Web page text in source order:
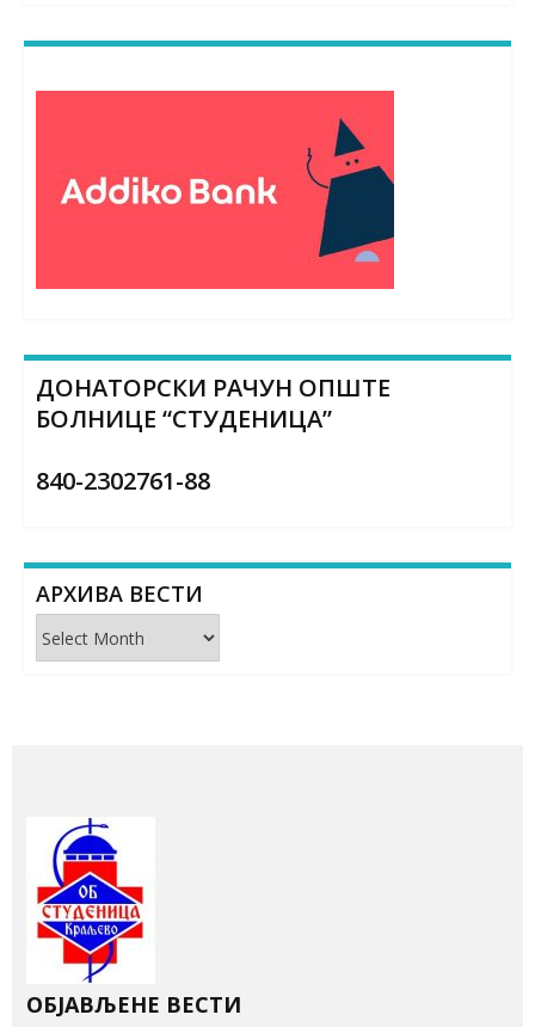
ДОНАТОРСКИ РАЧУН ОПШТЕ
БОЛНИЦЕ “СТУДЕНИЦА”
840-2302761-88
АРХИВА ВЕСТИ
Архива
вести
ОБЈАВЉЕНЕ ВЕСТИ